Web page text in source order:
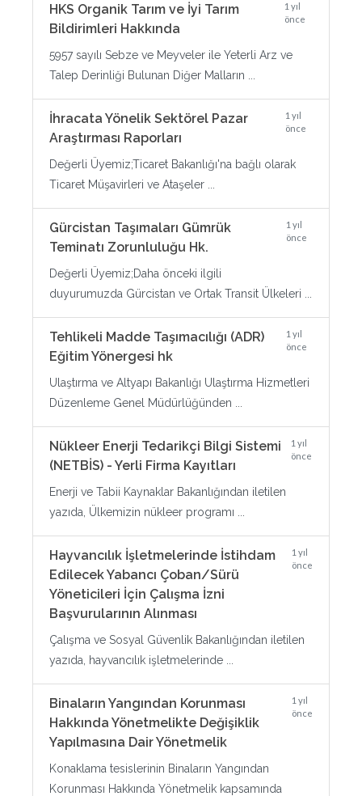
HKS Organik Tarım ve İyi Tarım
Bildirimleri Hakkında
1 yıl
önce
5957 sayılı Sebze ve Meyveler ile Yeterli Arz ve
Talep Derinliği Bulunan Diğer Malların ...
İhracata Yönelik Sektörel Pazar
Araştırması Raporları
1 yıl
önce
Değerli Üyemiz;Ticaret Bakanlığı'na bağlı olarak
Ticaret Müşavirleri ve Ataşeler ...
Gürcistan Taşımaları Gümrük
Teminatı Zorunluluğu Hk.
1 yıl
önce
Değerli Üyemiz;Daha önceki ilgili
duyurumuzda Gürcistan ve Ortak Transit Ülkeleri ...
Tehlikeli Madde Taşımacılığı (ADR)
Eğitim Yönergesi hk
1 yıl
önce
Ulaştırma ve Altyapı Bakanlığı Ulaştırma Hizmetleri
Düzenleme Genel Müdürlüğünden ...
Nükleer Enerji Tedarikçi Bilgi Sistemi
(NETBİS) - Yerli Firma Kayıtları
1 yıl
önce
Enerji ve Tabii Kaynaklar Bakanlığından iletilen
yazıda, Ülkemizin nükleer programı ...
Hayvancılık İşletmelerinde İstihdam
Edilecek Yabancı Çoban/Sürü
Yöneticileri İçin Çalışma İzni
Başvurularının Alınması
1 yıl
önce
Çalışma ve Sosyal Güvenlik Bakanlığından iletilen
yazıda, hayvancılık işletmelerinde ...
Binaların Yangından Korunması
Hakkında Yönetmelikte Değişiklik
Yapılmasına Dair Yönetmelik
1 yıl
önce
Konaklama tesislerinin Binaların Yangından
Korunması Hakkında Yönetmelik kapsamında